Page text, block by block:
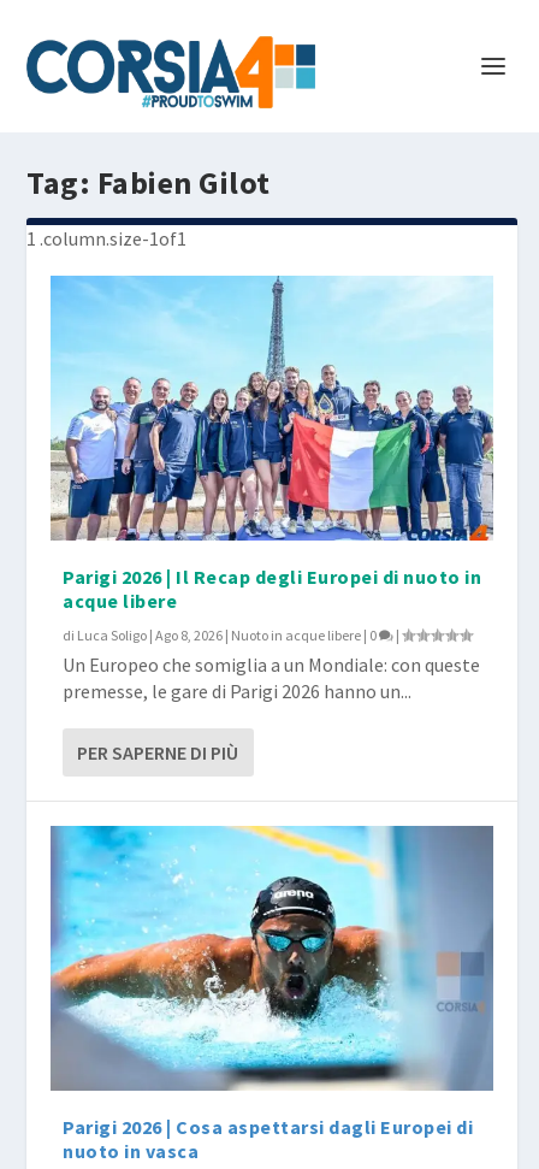
Tag: Fabien Gilot
Parigi 2026 | Il Recap degli Europei di nuoto in
acque libere
di Luca Soligo |Ago 8, 2026 | Nuoto in acque libere | 0 |
Un Europeo che somiglia a un Mondiale: con queste
premesse, le gare di Parigi 2026 hanno un...
PER SAPERNE DI PIÙ
Parigi 2026 | Cosa aspettarsi dagli Europei di
nuoto in vasca